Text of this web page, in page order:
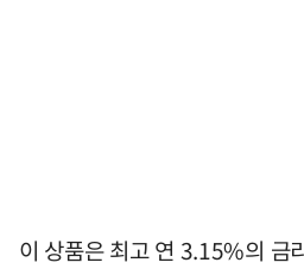
이 상품은 최고 연 3.15%의 금